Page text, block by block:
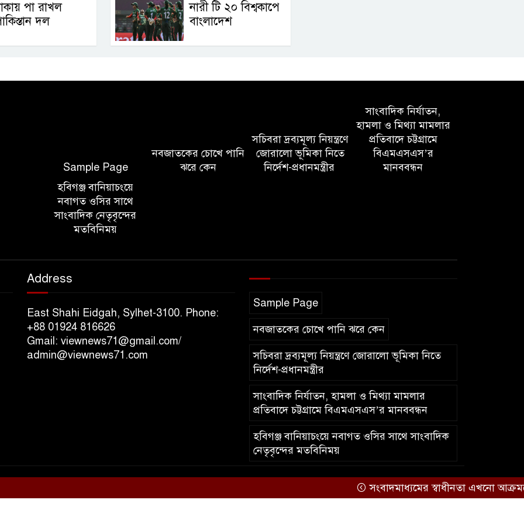
পা রাখল
দল
নারী টি ২০ বিশ্বকাপে
বাংলাদেশ
Sample Page
নবজাতকের চোখে পানি
ঝরে কেন
সচিবরা দ্রব্যমূল্য নিয়ন্ত্রণে
জোরালো ভূমিকা নিতে
নির্দেশ-প্রধানমন্ত্রীর
সাংবাদিক নির্যাতন,
হামলা ও মিথ্যা মামলার
প্রতিবাদে চট্টগ্রামে
বিএমএসএস’র
মানববন্ধন
হবিগঞ্জ বানিয়াচংয়ে
নবাগত ওসির সাথে
সাংবাদিক নেতৃবৃন্দের
মতবিনিময়
Address
East Shahi Eidgah, Sylhet-3100. Phone:
+88 01924 816626
Gmail: viewnews71@gmail.com/
admin@viewnews71.com
Sample Page
নবজাতকের চোখে পানি ঝরে কেন
সচিবরা দ্রব্যমূল্য নিয়ন্ত্রণে জোরালো ভূমিকা নিতে
নির্দেশ-প্রধানমন্ত্রীর
সাংবাদিক নির্যাতন, হামলা ও মিথ্যা মামলার
প্রতিবাদে চট্টগ্রামে বিএমএসএস’র মানববন্ধন
হবিগঞ্জ বানিয়াচংয়ে নবাগত ওসির সাথে সাংবাদিক
নেতৃবৃন্দের মতবিনিময়
কারিগরি সহযোগিতায়ঃআইটিপল্লী
সংবাদমাধ্যমের স্বাধীনতা এখনো আক্রমণের